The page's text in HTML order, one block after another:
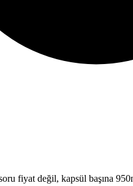
fiyat değil, kapsül